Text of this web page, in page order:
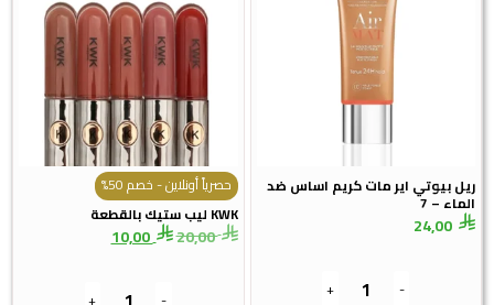
ريل بيوتي اير مات كريم اساس ضد
الماء – 7
24,00
-
+
حصرياً أونلاين - خصم 50%
KWK ليب ستيك بالقطعة
20,00
10,00
-
+